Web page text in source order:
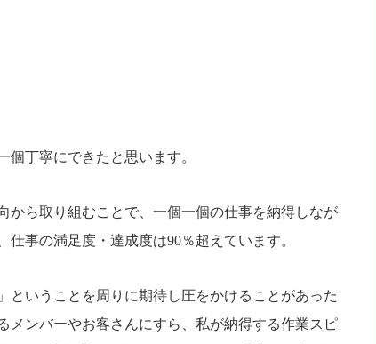
個丁寧にできたと思います。
から取り組むことで、一個一個の仕事を納得しなが
事の満足度・達成度は90％超えています。
ということを周りに期待し圧をかけることがあった
メンバーやお客さんにすら、私が納得する作業スピ